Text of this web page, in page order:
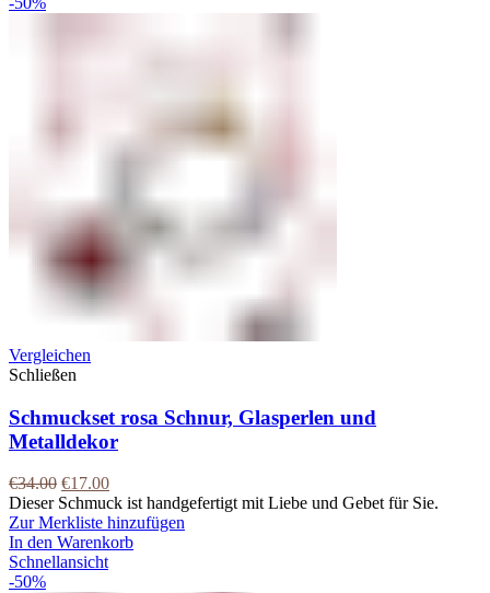
Vergleichen
Schließen
Schmuckset rosa Schnur, Glasperlen und
Metalldekor
€34.00 €17.00
Dieser Schmuck ist handgefertigt mit Liebe und Gebet für Sie.
Zur Merkliste hinzufügen
In den Warenkorb
Schnellansicht
-50%